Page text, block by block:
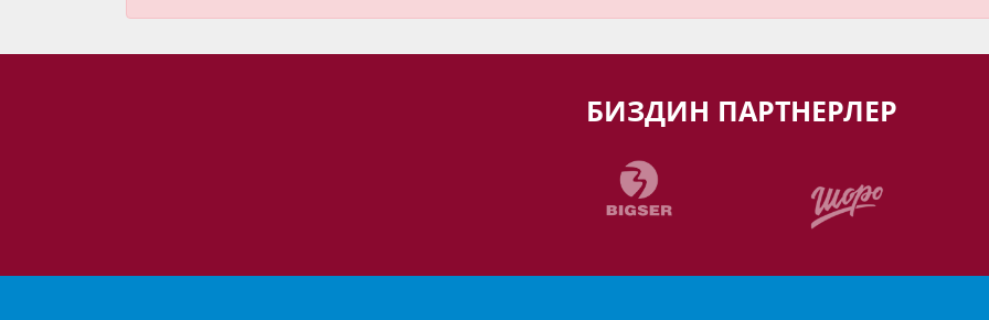
БИЗДИН ПАРТНЕРЛЕР